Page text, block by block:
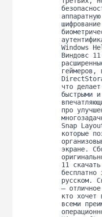
Windows
Виндовс
геймеров,
что
быстрыми
про
Snap
которые
экране.
11
русском.
—
кто хочет
всеми